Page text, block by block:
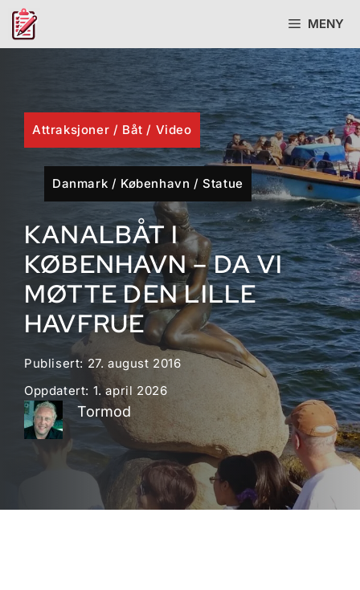
Hopp
MENY
Attraksjoner / Båt / Video
Danmark / København /Statue
KANALBÅT I
KØBENHAVN – DA VI
MØTTE DEN LILLE
HAVFRUE
Publisert: 27. august 2016
Oppdatert: 1. april 2026
Tormod